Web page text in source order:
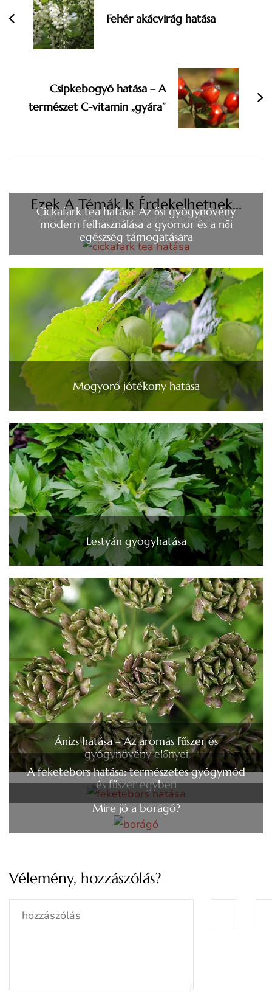
Fehér akácvirág hatása
Csipkebogyó hatása – A
természet C-vitamin „gyára”
Ezek A Témák Is Érdekelhetnek...
Cickafark tea hatása: Az ősi gyógynövény
modern felhasználása a gyomor és a női
egészség támogatására
Mogyoró jótékony hatása
Lestyán gyógyhatása
Ánizs hatása – Az aromás fűszer és
gyógynövény előnyei
A feketebors hatása: természetes gyógymód
és fűszer egyben
Mire jó a borágó?
Vélemény, hozzászólás?